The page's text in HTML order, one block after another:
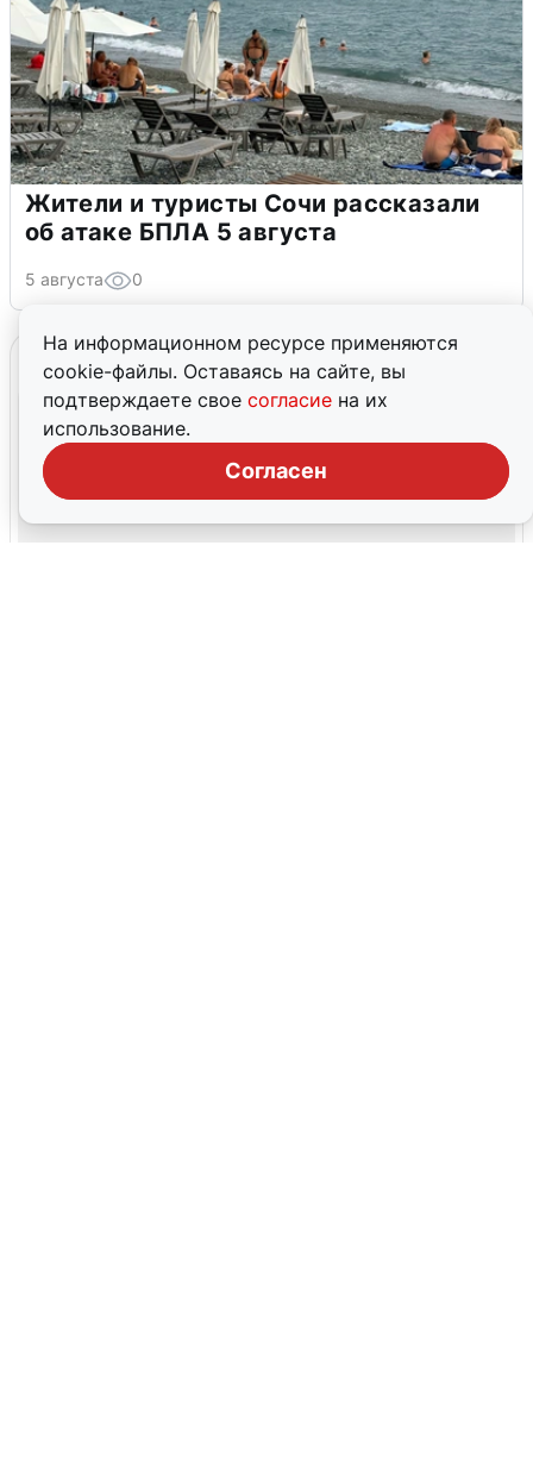
На информационном ресурсе применяются
cookie-файлы. Оставаясь на сайте, вы
подтверждаете свое согласие на их
использование.
Согласен
Жители и туристы Сочи рассказали
об атаке БПЛА 5 августа
5 августа 0